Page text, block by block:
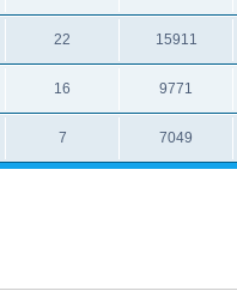
22 15911
16 9771
7 7049